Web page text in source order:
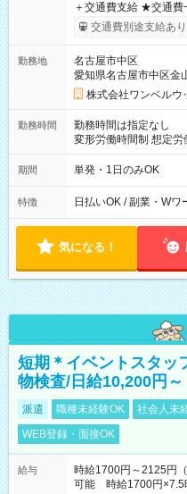
＋交通費支給 ★交通費一部支給！ ┗1日500円を超えた分は全額
支給！ ※往復500円以内の
OK！（規定あり） ┗
期間なし
交通費別途支給あり
勤務地
名古屋市中区
愛知県名古屋市中区金
株式会社ワンベルウ
勤務時間
勤務時間は指定なし
変形労働時間制 想定労働時間170
10/26 全日共通 08：
～9/19のみ下記シフトも
00
期間 単発・1日のみOK
特徴 日払いOK / 副業・Wワ
気になる！
短期＊イベントスタッ
物検査/日給10,200円～
派遣 職種未経験OK 社会人未
WEB登録・面接OK
給与
時給1700円～2125円
可能 時給1700円×7.5